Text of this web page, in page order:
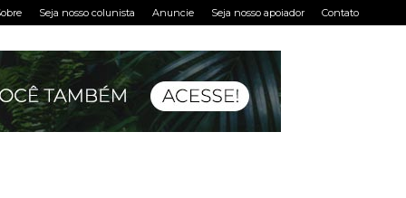
Seja nosso colunista Anuncie Seja nosso apoiador Contato